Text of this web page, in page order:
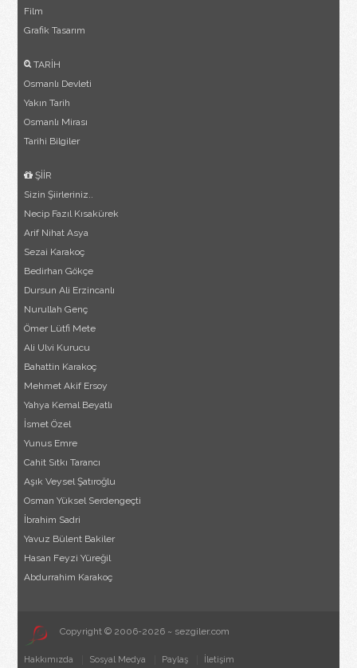
Film
Grafik Tasarım
TARİH
Osmanlı Devleti
Yakın Tarih
Osmanlı Mirası
Tarihi Bilgiler
ŞİİR
Sizin Şiirleriniz..
Necip Fazıl Kısakürek
Arif Nihat Asya
Sezai Karakoç
Bedirhan Gökçe
Dursun Ali Erzincanlı
Nurullah Genç
Ömer Lütfi Mete
Ali Ulvi Kurucu
Bahattin Karakoç
Mehmet Akif Ersoy
Yahya Kemal Beyatlı
İsmet Özel
Yunus Emre
Cahit Sıtkı Tarancı
Aşık Veysel Şatıroğlu
Osman Yüksel Serdengeçti
İbrahim Sadri
Yavuz Bülent Bakiler
Hasan Feyzi Yüreğil
Abdurrahim Karakoç
Copyright © 2006-2026 ~ sezgiler.com
Hakkımızda Sosyal Medya Paylaş İletişim